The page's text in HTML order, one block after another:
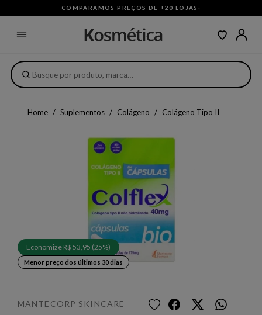
COMPARAMOS PREÇOS DE +20 LOJAS ·
Home Suplementos Colágeno Colágeno Tipo II
Economize R$ 53,95 (25%)
Menor preço dos últimos 30 dias
MANTECORP SKINCARE